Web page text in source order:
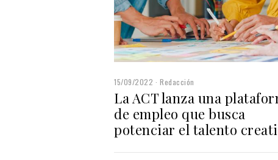
15/09/2022 Redacción
La ACT lanza una
de empleo que busca
potenciar el talento